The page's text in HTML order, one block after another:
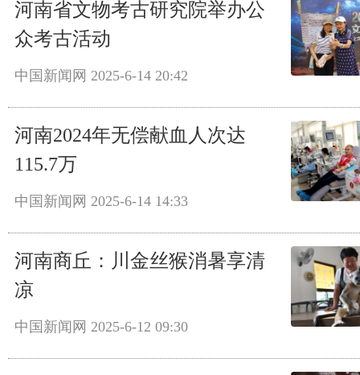
河南省文物考古研究院举办公
众考古活动
中国新闻网 2025-6-14 20:42
河南2024年无偿献血人次达
115.7万
中国新闻网 2025-6-14 14:33
河南商丘：川金丝猴消暑享清
凉
中国新闻网 2025-6-12 09:30